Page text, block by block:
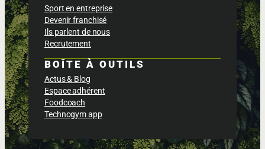
Sport en entreprise
Devenir franchisé
Ils parlent de nous
Recrutement
BOÎTE À OUTILS
Actus & Blog
Espace adhérent
Foodcoach
Technogym app